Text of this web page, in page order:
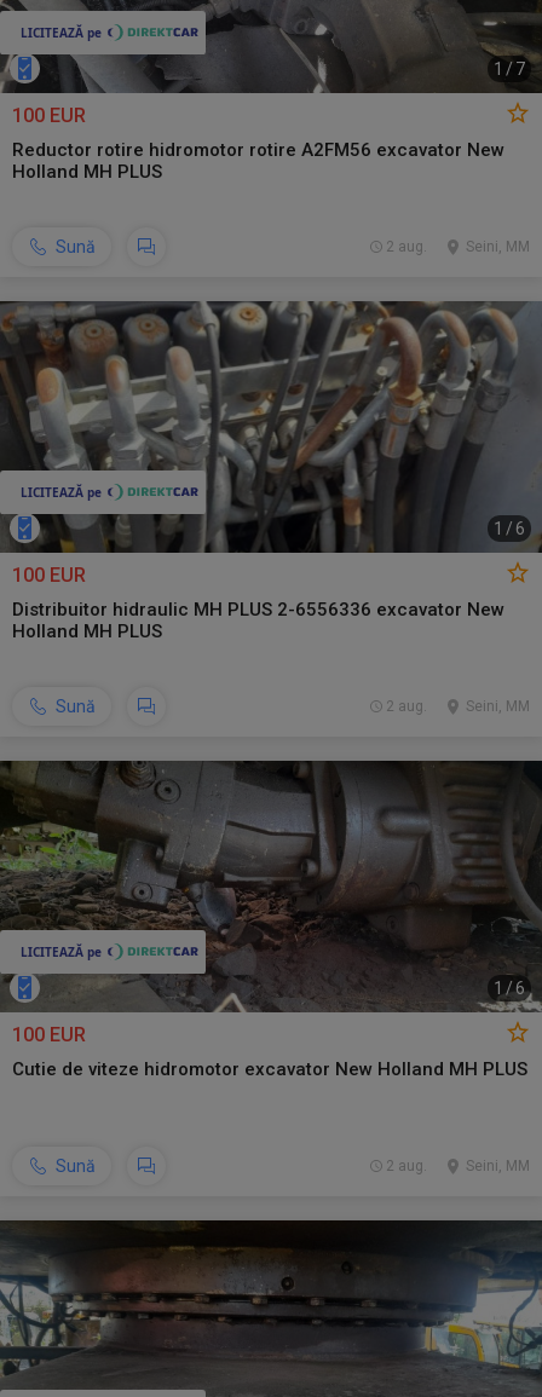
1 /7
100 EUR
Reductor rotire hidromotor rotire A2FM56 excavator New
Holland MH PLUS
Sună Seini, MM
2 aug.
1 / 6
100 EUR
Distribuitor hidraulic MH PLUS 2-6556336 excavator New
Holland MH PLUS
Sună Seini, MM
2 aug.
1 /6
100 EUR
Cutie de viteze hidromotor excavator New Holland MH PLUS
Sună Seini, MM
2 aug.